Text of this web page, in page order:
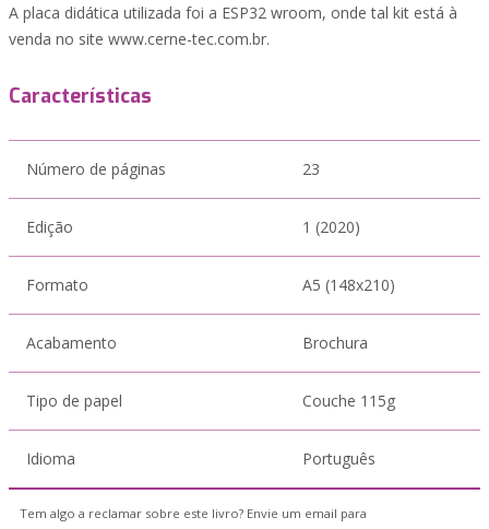
A placa didática utilizada foi a ESP32 wroom, onde tal kit está à
venda no site www.cerne-tec.com.br.
Características
Número de páginas 23
Edição 1 (2020)
Formato A5 (148x210)
Acabamento Brochura
Tipo de papel Couche 115g
Idioma Português
Tem algo a reclamar sobre este livro? Envie um email para